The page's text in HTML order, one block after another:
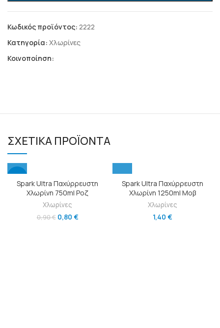
Κωδικός προϊόντος: 2222
Κατηγορία: Χλωρίνες
Κοινοποίηση:
ΣΧΕΤΙΚΆ ΠΡΟΪΌΝΤΑ
-11%
Spark Ultra Παχύρρευστη
Χλωρίνη 750ml Ροζ
Χλωρίνες
0,90€ 0,80 €
Spark Ultra Παχύρρευστη
Χλωρίνη 1250ml Μοβ
Χλωρίνες
1,40 €